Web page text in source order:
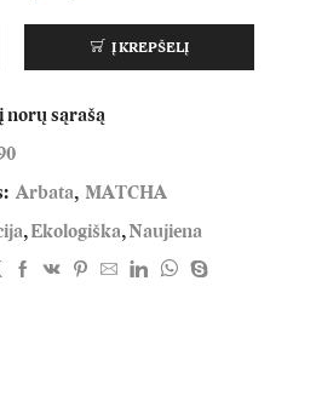
Į KREPŠELĮ
norų sąrašą
Arbata, MATCHA
,Ekologiška,Naujiena